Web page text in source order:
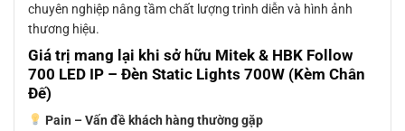
chuyên nghiệp nâng tầm chất lượng trình diễn và hình ảnh
thương hiệu.
Giá trị mang lại khi sở hữu Mitek & HBK Follow
700 LED IP – Đèn Static Lights 700W (Kèm Chân
Đế)
Pain – Vấn đề khách hàng thường gặp